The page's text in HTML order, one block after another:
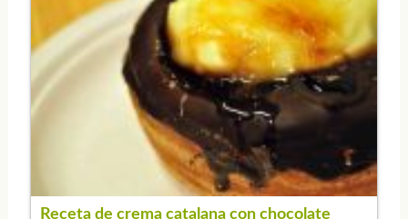
Receta de crema catalana con chocolate